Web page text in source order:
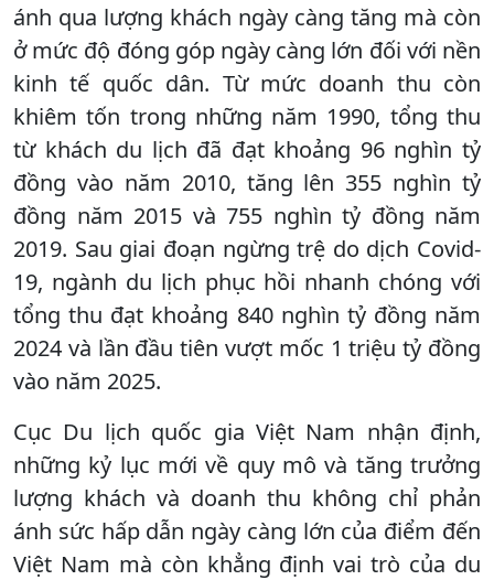
ánh qua lượng khách ngày càng tăng mà còn
ở mức độ đóng góp ngày càng lớn đối với nền
kinh tế quốc dân. Từ mức doanh thu còn
khiêm tốn trong những năm 1990, tổng thu
từ khách du lịch đã đạt khoảng 96 nghìn tỷ
đồng vào năm 2010, tăng lên 355 nghìn tỷ
đồng năm 2015 và 755 nghìn tỷ đồng năm
2019. Sau giai đoạn ngừng trệ do dịch Covid-
19, ngành du lịch phục hồi nhanh chóng với
tổng thu đạt khoảng 840 nghìn tỷ đồng năm
2024 và lần đầu tiên vượt mốc 1 triệu tỷ đồng
vào năm 2025.
Cục Du lịch quốc gia Việt Nam nhận định,
những kỷ lục mới về quy mô và tăng trưởng
lượng khách và doanh thu không chỉ phản
ánh sức hấp dẫn ngày càng lớn của điểm đến
Việt Nam mà còn khẳng định vai trò của du